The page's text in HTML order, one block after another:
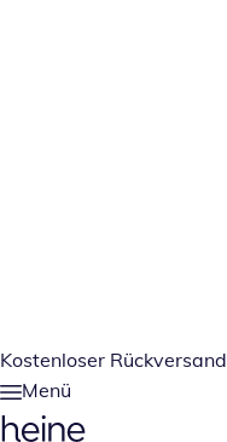
Kostenloser Rückversand
Menü